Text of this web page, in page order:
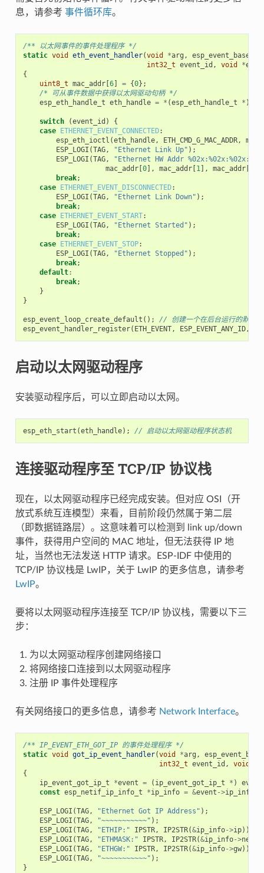
息，请参考 事件循环库。
/** 以太网事件的事件处理程序 */
static void eth_event_handler(void *arg , esp_event_base_t
int32_t event_id , void *
{
uint8_t mac_addr[ 6] = {0};
/* 可从事件数据中获得以太网驱动句柄 */
esp_eth_handle_t eth_handle = * (esp_eth_handle_t * )
switch (event_id )
{
case
ETHERNET_EVENT_CONNECTED:
esp_eth_ioctl (eth_handle, ETH_CMD_G_MAC_ADDR,
ESP_LOGI (TAG, "Ethernet Link Up" );
ESP_LOGI (TAG,
"Ethernet HW Addr
mac_addr[ 0], mac_addr[ 1], mac_addr[
break;
case
ETHERNET_EVENT_DISCONNECTED:
ESP_LOGI (TAG, "Ethernet Link Down" );
break;
case
ETHERNET_EVENT_START:
ESP_LOGI (TAG, "Ethernet Started" );
break;
case
ETHERNET_EVENT_STOP:
ESP_LOGI (TAG, "Ethernet Stopped" );
break;
default:
break;
}
}
esp_event_loop_create_default ();
// 创建一个在后台运行的默认事
esp_event_handler_register( ETH_EVENT, ESP_EVENT_ANY_ID,
启动以太网驱动程序
安装驱动程序后，可以立即启动以太网。
esp_eth_start (eth_handle); // 启动以太网驱动程序状态机
连接驱动程序至 TCP/IP 协议栈
现在，以太网驱动程序已经完成安装。但对应 OSI（开
放式系统互连模型）来看，目前阶段仍然属于第二层
（即数据链路层）。这意味着可以检测到 link up/down
事件，获得用户空间的 MAC 地址，但无法获得 IP 地
址，当然也无法发送 HTTP 请求。ESP-IDF 中使用的
TCP/IP 协议栈是 LwIP，关于 LwIP 的更多信息，请参考
LwIP。
要将以太网驱动程序连接至 TCP/IP 协议栈，需要以下三
步：
为以太网驱动程序创建网络接口
将网络接口连接到以太网驱动程序
注册 IP 事件处理程序
有关网络接口的更多信息，请参考 Network Interface。
/** IP_EVENT_ETH_GOT_IP 的事件处理程序 */
static void got_ip_event_handler(void *arg ,
int32_t event_id , void
{
ip_event_got_ip_t
*event = ( ip_event_got_ip_t * )
const esp_netif_ip_info_t *ip_info = &event ->ip_info
ESP_LOGI (TAG, "Ethernet Got IP Address" );
ESP_LOGI (TAG, "~~~~~~~~~~~" );
ESP_LOGI (TAG, "ETHIP:" IPSTR, IP2STR(&ip_info->ip));
ESP_LOGI (TAG, "ETHMASK:" IPSTR, IP2STR(&ip_info->
ESP_LOGI (TAG, "ETHGW:" IPSTR, IP2STR(&ip_info->gw));
ESP_LOGI (TAG, "~~~~~~~~~~~" );
}